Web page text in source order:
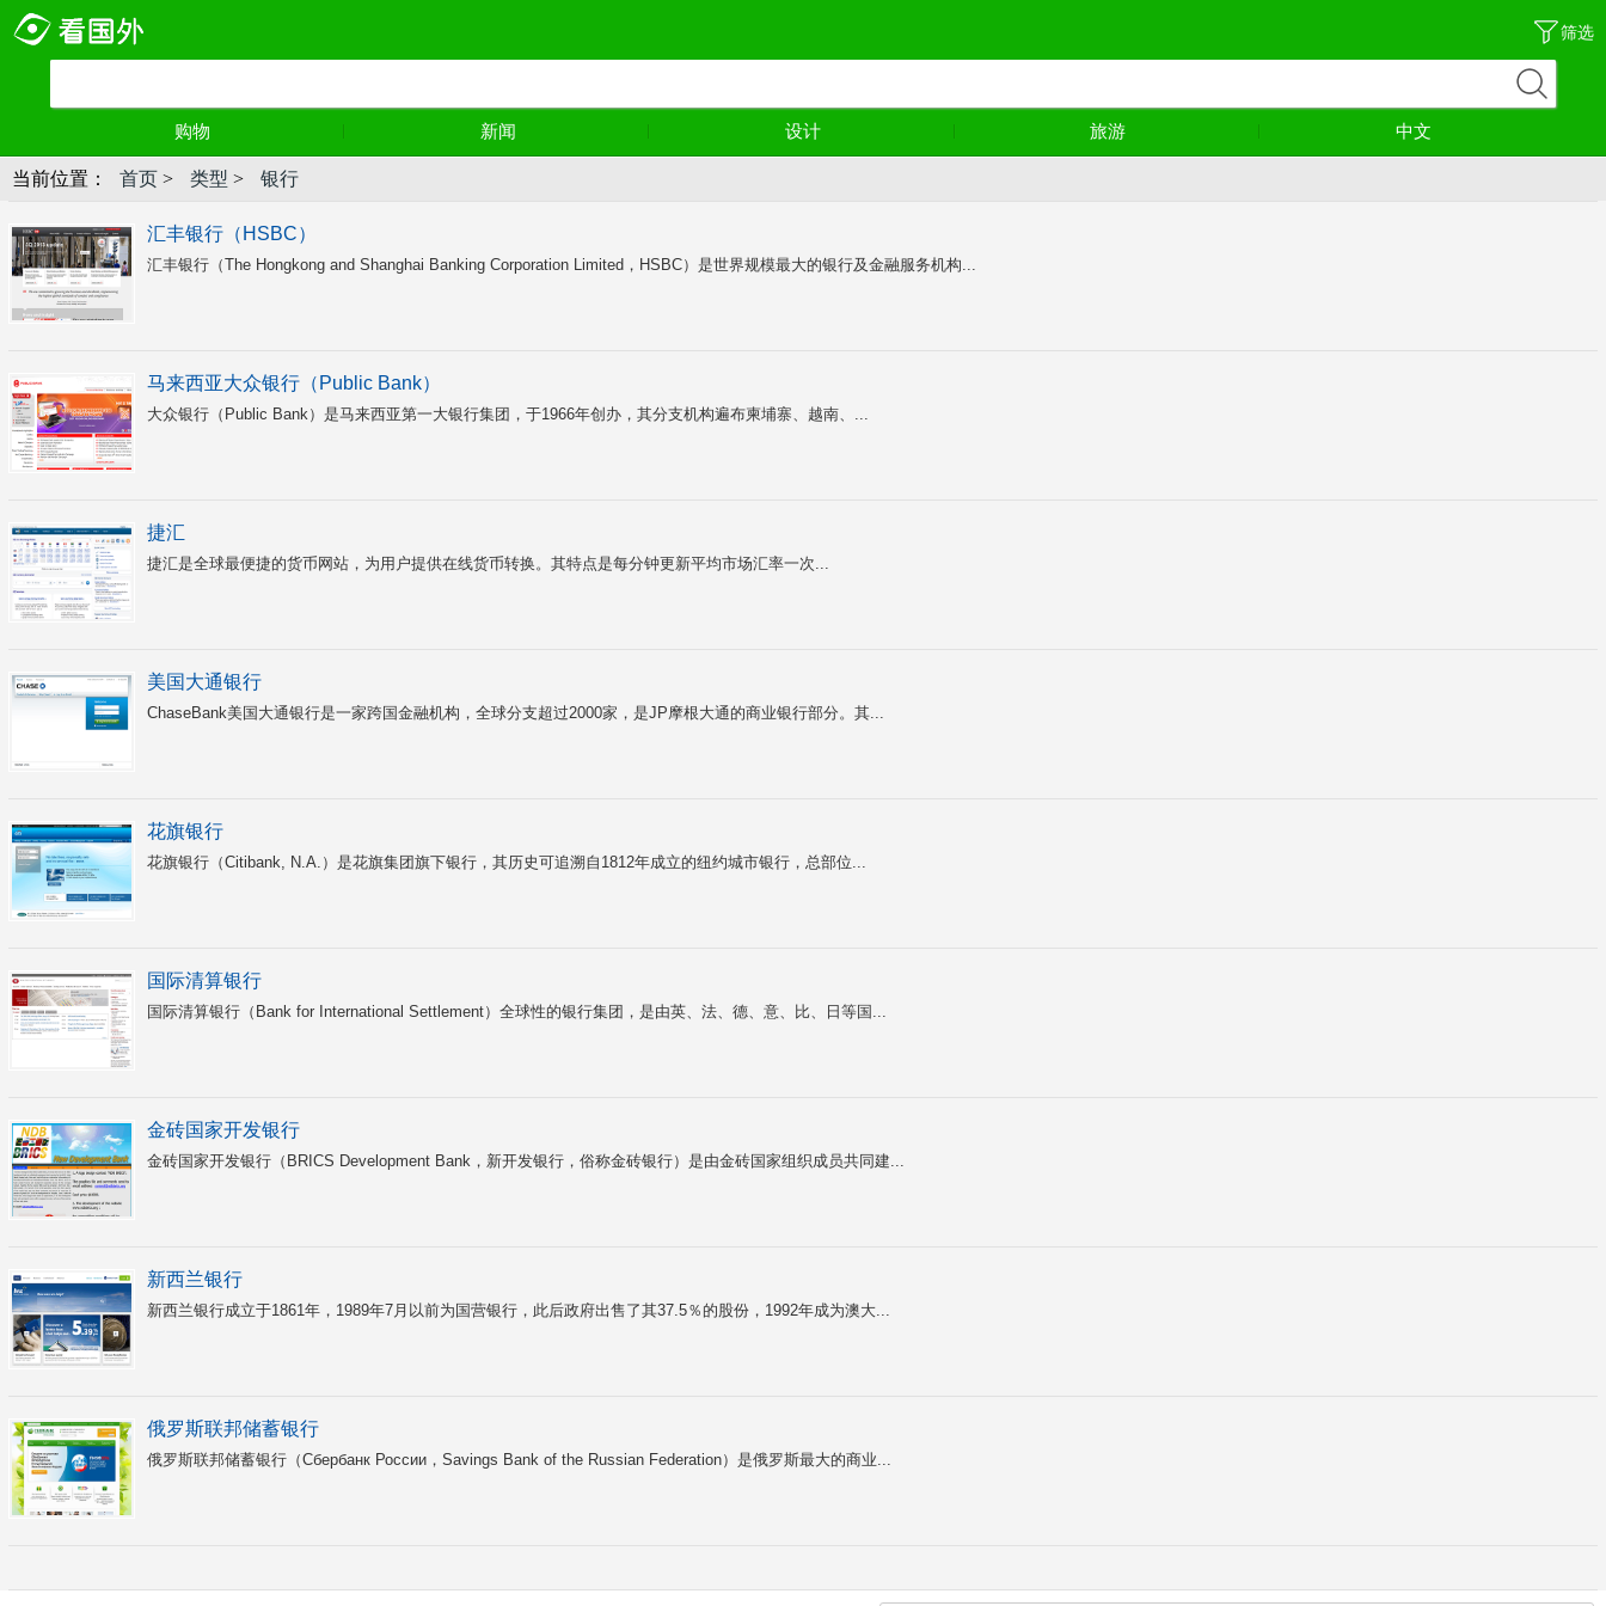
筛选
购物 新闻 设计 旅游 中文
当前位置： 首页 > 类型 > 银行
汇丰银行（HSBC）
汇丰银行（The Hongkong and Shanghai Banking Corporation Limited，HSBC）是世界规模最大的银行及金融服务机构...
马来西亚大众银行（Public Bank）
大众银行（Public Bank）是马来西亚第一大银行集团，于1966年创办，其分支机构遍布柬埔寨、越南、...
捷汇
捷汇是全球最便捷的货币网站，为用户提供在线货币转换。其特点是每分钟更新平均市场汇率一次...
美国大通银行
ChaseBank美国大通银行是一家跨国金融机构，全球分支超过2000家，是JP摩根大通的商业银行部分。其...
花旗银行
花旗银行（Citibank, N.A.）是花旗集团旗下银行，其历史可追溯自1812年成立的纽约城市银行，总部位...
国际清算银行
国际清算银行（Bank for International Settlement）全球性的银行集团，是由英、法、德、意、比、日等国...
金砖国家开发银行
金砖国家开发银行（BRICS Development Bank，新开发银行，俗称金砖银行）是由金砖国家组织成员共同建...
新西兰银行
新西兰银行成立于1861年，1989年7月以前为国营银行，此后政府出售了其37.5％的股份，1992年成为澳大...
俄罗斯联邦储蓄银行
俄罗斯联邦储蓄银行（Сбербанк России，Savings Bank of the Russian Federation）是俄罗斯最大的商业...